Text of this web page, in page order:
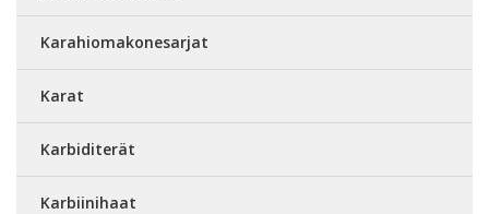
Karahiomakonesarjat
Karat
Karbiditerät
Karbiinihaat